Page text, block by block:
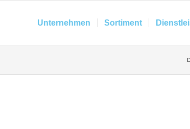
Unternehmen Sortiment